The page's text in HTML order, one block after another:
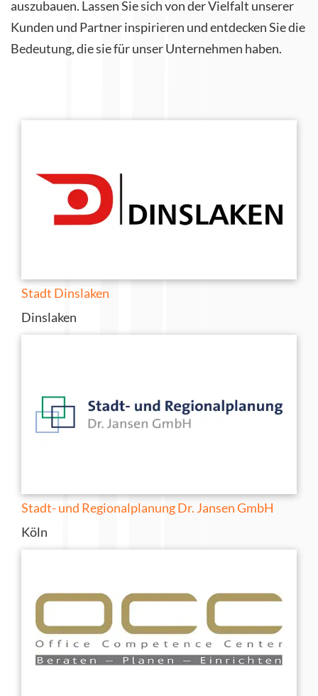
auszubauen. Lassen Sie sich von der Vielfalt unserer
Kunden und Partner inspirieren und entdecken Sie die
Bedeutung, die sie für unser Unternehmen haben.
Stadt Dinslaken
Dinslaken
Stadt- und Regionalplanung Dr. Jansen GmbH
Köln